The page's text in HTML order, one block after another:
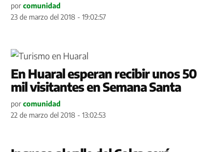
por comunidad
23 de marzo del 2018 - 19:02:57
En Huaral esperan recibir unos 50
mil visitantes en Semana Santa
por comunidad
22 de marzo del 2018 - 13:02:53